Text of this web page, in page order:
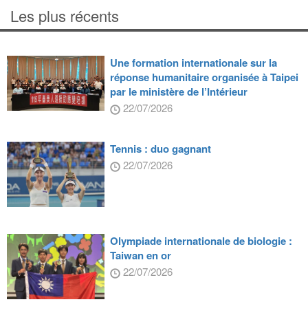
Les plus récents
Une formation internationale sur la
réponse humanitaire organisée à Taipei
par le ministère de l’Intérieur
22/07/2026
Tennis : duo gagnant
22/07/2026
Olympiade internationale de biologie :
Taiwan en or
22/07/2026